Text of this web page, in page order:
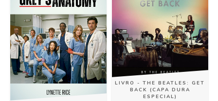
LIVRO - THE BEATLES: GET
BACK (CAPA DURA
ESPECIAL)